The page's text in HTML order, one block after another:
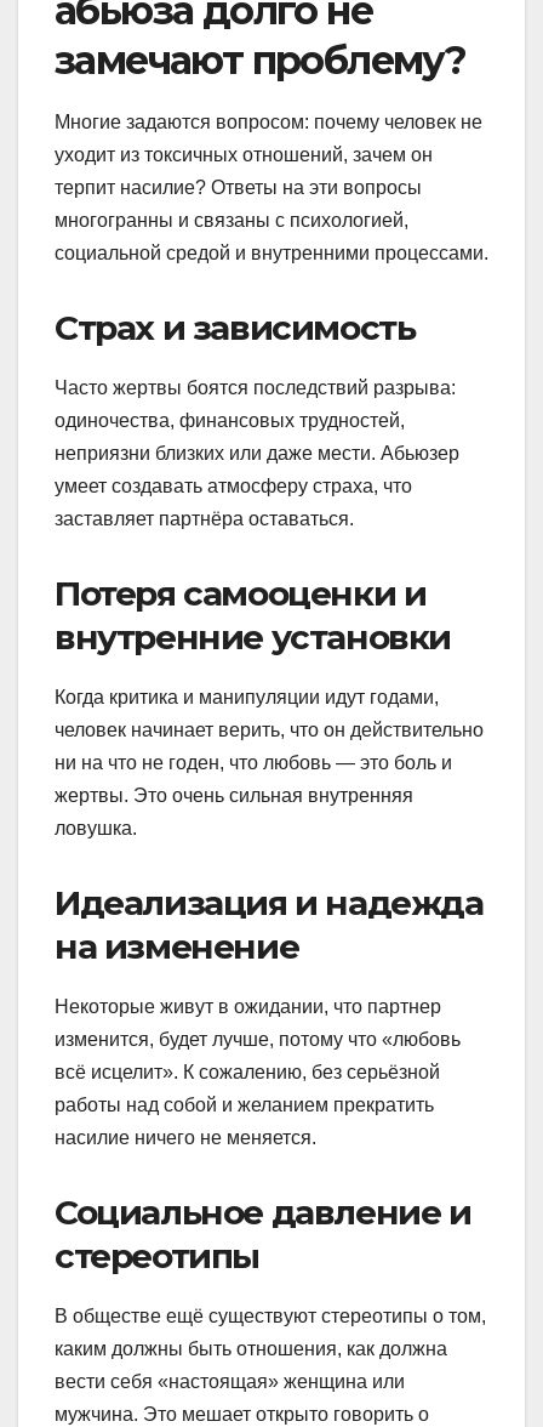
абьюза долго не
замечают проблему?
Многие задаются вопросом: почему человек не
уходит из токсичных отношений, зачем он
терпит насилие? Ответы на эти вопросы
многогранны и связаны с психологией,
социальной средой и внутренними процессами.
Страх и зависимость
Часто жертвы боятся последствий разрыва:
одиночества, финансовых трудностей,
неприязни близких или даже мести. Абьюзер
умеет создавать атмосферу страха, что
заставляет партнёра оставаться.
Потеря самооценки и
внутренние установки
Когда критика и манипуляции идут годами,
человек начинает верить, что он действительно
ни на что не годен, что любовь — это боль и
жертвы. Это очень сильная внутренняя
ловушка.
Идеализация и надежда
на изменение
Некоторые живут в ожидании, что партнер
изменится, будет лучше, потому что «любовь
всё исцелит». К сожалению, без серьёзной
работы над собой и желанием прекратить
насилие ничего не меняется.
Социальное давление и
стереотипы
В обществе ещё существуют стереотипы о том,
каким должны быть отношения, как должна
вести себя «настоящая» женщина или
мужчина. Это мешает открыто говорить о